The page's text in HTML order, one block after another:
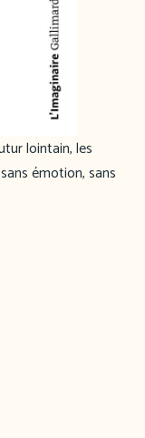
lointain, les
émotion, sans